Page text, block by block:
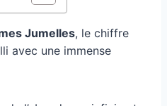
Jumelles, le chiffre
avec une immense